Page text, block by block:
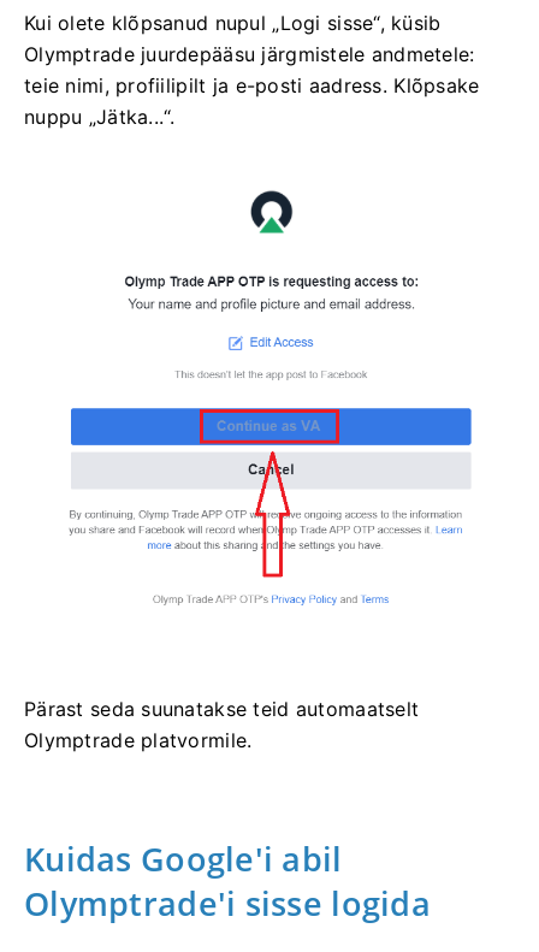
Kui olete klõpsanud nupul „Logi sisse“, küsib
Olymptrade juurdepääsu järgmistele andmetele:
teie nimi, profiilipilt ja e-posti aadress. Klõpsake
nuppu „Jätka...“.
Pärast seda suunatakse teid automaatselt
Olymptrade platvormile.
Kuidas Google'i abil
Olymptrade'i sisse logida